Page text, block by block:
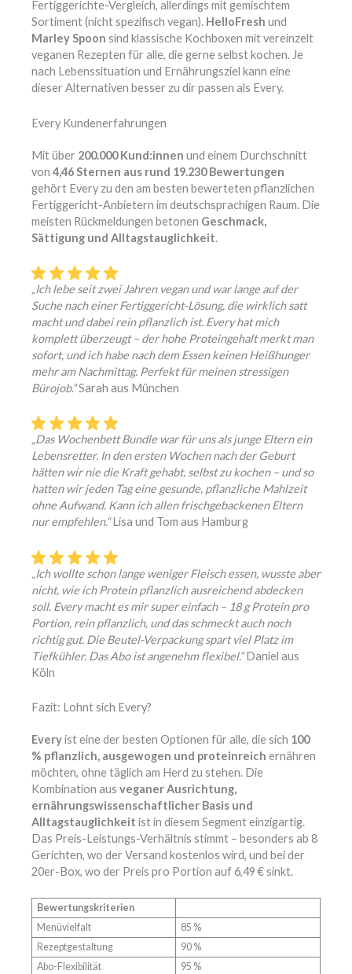
Fertiggerichte-Vergleich, allerdings mit gemischtem
Sortiment (nicht spezifisch vegan). HelloFresh und
Marley Spoon sind klassische Kochboxen mit vereinzelt
veganen Rezepten für alle, die gerne selbst kochen. Je
nach Lebenssituation und Ernährungsziel kann eine
dieser Alternativen besser zu dir passen als Every.
Every Kundenerfahrungen
Mit über 200.000 Kund:innen und einem Durchschnitt
von 4,46 Sternen aus rund 19.230 Bewertungen
gehört Every zu den am besten bewerteten pflanzlichen
Fertiggericht-Anbietern im deutschsprachigen Raum. Die
meisten Rückmeldungen betonen Geschmack,
Sättigung und Alltagstauglichkeit.
„Ich lebe seit zwei Jahren vegan und war lange auf der
Suche nach einer Fertiggericht-Lösung, die wirklich satt
macht und dabei rein pflanzlich ist. Every hat mich
komplett überzeugt – der hohe Proteingehalt merkt man
sofort, und ich habe nach dem Essen keinen Heißhunger
mehr am Nachmittag. Perfekt für meinen stressigen
Bürojob.“Sarah aus München
„Das Wochenbett Bundle war für uns als junge Eltern ein
Lebensretter. In den ersten Wochen nach der Geburt
hätten wir nie die Kraft gehabt, selbst zu kochen – und so
hatten wir jeden Tag eine gesunde, pflanzliche Mahlzeit
ohne Aufwand. Kann ich allen frischgebackenen Eltern
nur empfehlen.“Lisa und Tom aus Hamburg
„Ich wollte schon lange weniger Fleisch essen, wusste aber
nicht, wie ich Protein pflanzlich ausreichend abdecken
soll. Every macht es mir super einfach – 18 g Protein pro
Portion, rein pflanzlich, und das schmeckt auch noch
richtig gut. Die Beutel-Verpackung spart viel Platz im
Tiefkühler. Das Abo ist angenehm flexibel.“Daniel aus
Köln
Fazit: Lohnt sich Every?
Everyist eine der besten Optionen für alle, die sich 100
% pflanzlich, ausgewogen und proteinreich ernähren
möchten, ohne täglich am Herd zu stehen. Die
Kombination aus veganer Ausrichtung,
ernährungswissenschaftlicher Basis und
Alltagstauglichkeit ist in diesem Segment einzigartig.
Das Preis-Leistungs-Verhältnis stimmt – besonders ab 8
Gerichten, wo der Versand kostenlos wird, und bei der
20er-Box, wo der Preis pro Portion auf 6,49 € sinkt.
Bewertungskriterien
Menüvielfalt
85 %
Rezeptgestaltung
90 %
Abo-Flexibilität
95 %